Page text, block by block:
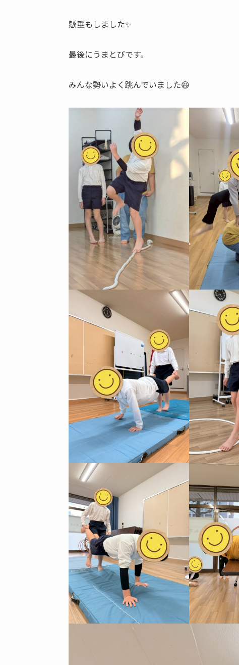
懸垂もしました✨
最後にうまとびです。
みんな勢いよく跳んでいました😆